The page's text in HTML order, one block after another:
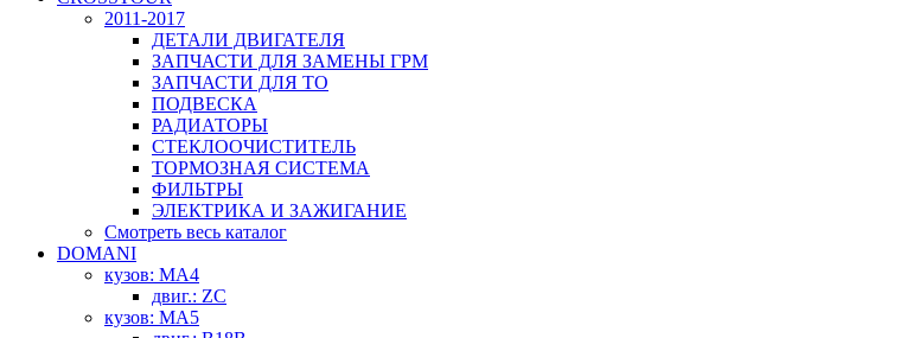
2011-2017
ДЕТАЛИ ДВИГАТЕЛЯ
ЗАПЧАСТИ ДЛЯ ЗАМЕНЫ ГРМ
ЗАПЧАСТИ ДЛЯ ТО
ПОДВЕСКА
РАДИАТОРЫ
СТЕКЛООЧИСТИТЕЛЬ
ТОРМОЗНАЯ СИСТЕМА
ФИЛЬТРЫ
ЭЛЕКТРИКА И ЗАЖИГАНИЕ
Смотреть весь каталог
DOMANI
кузов: MA4
двиг.: ZC
кузов: MA5